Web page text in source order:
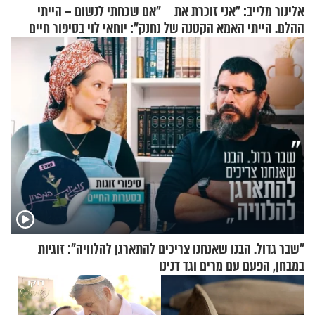
אלינור מלייב: "אני זוכרת את
ההלם. הייתי האמא הקטנה של
הבית"
"אם שכחתי לנשום – הייתי
נחנק": יוחאי לוי בסיפור חיים
מעורר השראה
"שבר גדול. הבנו שאנחנו צריכים להתארגן להלוויה": זוגיות
במבחן, הפעם עם מרים וגד דנינו